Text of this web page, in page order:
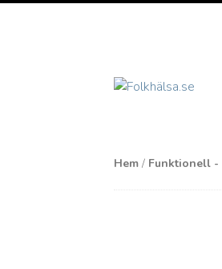
Hem / Funktionell